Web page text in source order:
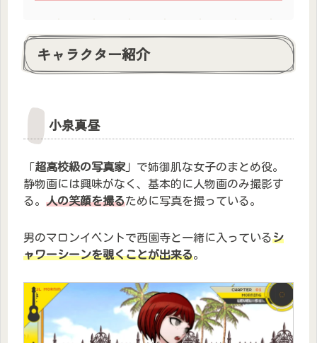
キャラクター紹介
小泉真昼
「超高校級の写真家 」で姉御肌な女子のまとめ役。
静物画には興味がなく、基本的に人物画のみ撮影す
る。 人の笑顔を撮るために写真を撮っている。
男のマロンイベントで西園寺と一緒に入っているシ
ャワーシーンを覗くことが出来る。